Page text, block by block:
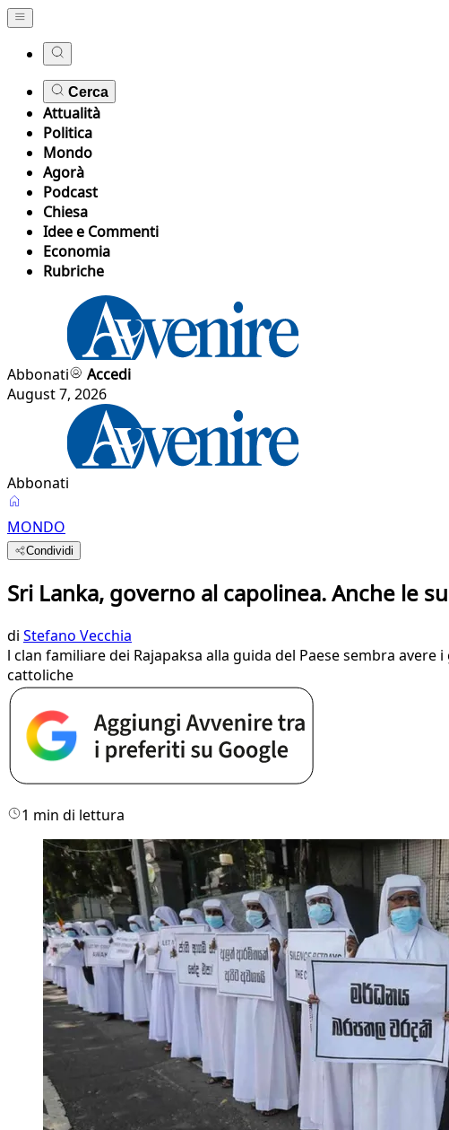
Cerca
Attualità
Politica
Mondo
Agorà
Podcast
Chiesa
Idee e Commenti
Economia
Rubriche
Abbonati
Accedi
August 7, 2026
Abbonati
MONDO
Condividi
Sri Lanka, governo al capolinea. Anche le
di Stefano Vecchia
l clan familiare dei Rajapaksa alla guida del Paese sembra
cattoliche
1 min di lettura